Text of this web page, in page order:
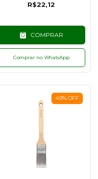
R$22,12
COMPRAR
Comprar no WhatsApp
49% OFF